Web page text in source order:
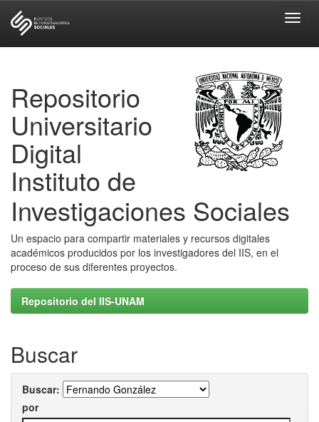
Repositorio
Universitario
Digital
Instituto de
Investigaciones Sociales
Un espacio para compartir materiales y recursos digitales
académicos producidos por los investigadores del IIS, en el
proceso de sus diferentes proyectos.
Repositorio del IIS-UNAM
Buscar
Buscar:
por